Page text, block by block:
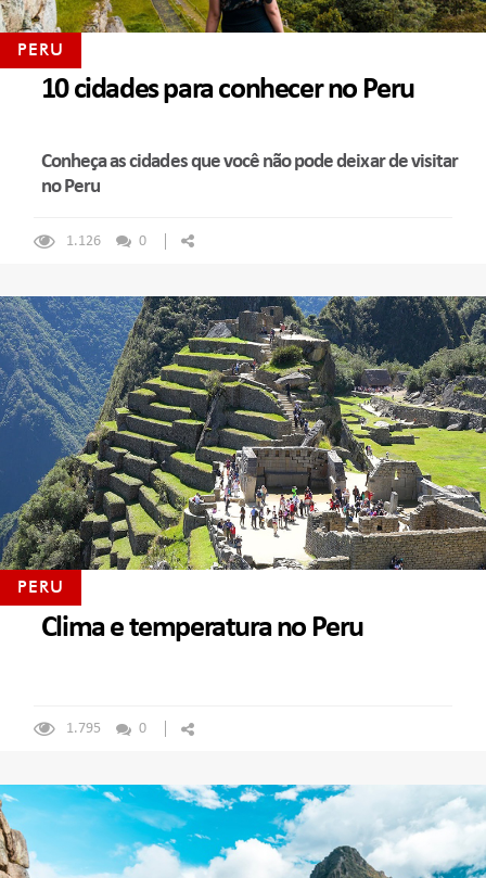
PERU
10 cidades para conhecer no Peru
Conheça as cidades que você não pode deixar de visitar
no Peru
1.126 0
PERU
Clima e temperatura no Peru
1.795 0